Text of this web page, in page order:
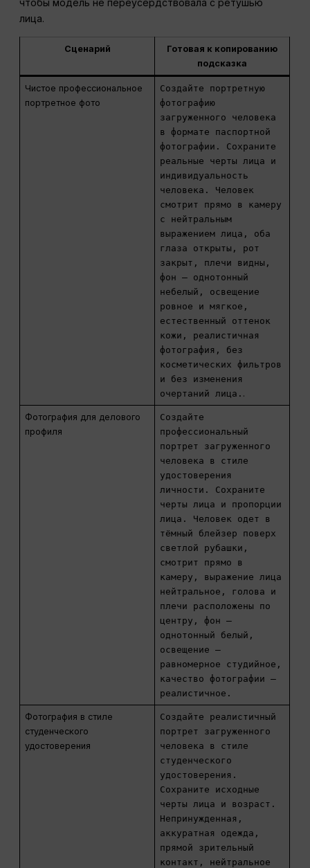
чтобы модель не переусердствовала с ретушью
лица.
Сценарий
Готовая к копированию
подсказка
Чистое профессиональное
портретное фото
Создайте портретную
фотографию
загруженного человека
в формате паспортной
фотографии. Сохраните
реальные черты лица и
индивидуальность
человека. Человек
смотрит прямо в камеру
с нейтральным
выражением лица, оба
глаза открыты, рот
закрыт, плечи видны,
фон — однотонный
небелый, освещение
ровное и мягкое,
естественный оттенок
кожи, реалистичная
фотография, без
косметических фильтров
и без изменения
очертаний лица. .
Фотография для делового
профиля
Создайте
профессиональный
портрет загруженного
человека в стиле
удостоверения
личности. Сохраните
черты лица и пропорции
лица. Человек одет в
тёмный блейзер поверх
светлой рубашки,
смотрит прямо в
камеру, выражение лица
нейтральное, голова и
плечи расположены по
центру, фон —
однотонный белый,
освещение —
равномерное студийное,
качество фотографии —
реалистичное.
Фотография в стиле
студенческого
удостоверения
Создайте реалистичный
портрет загруженного
человека в стиле
студенческого
удостоверения.
Сохраните исходные
черты лица и возраст.
Непринужденная,
аккуратная одежда,
прямой зрительный
контакт, нейтральное